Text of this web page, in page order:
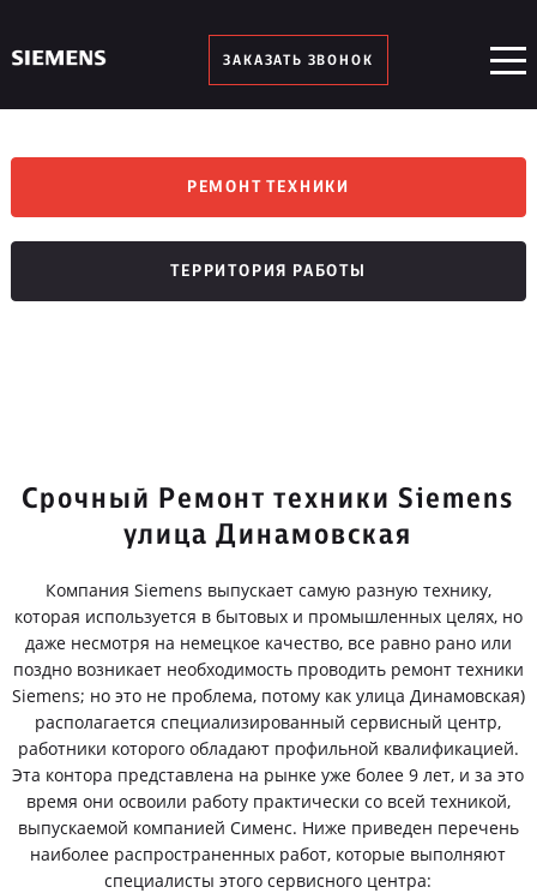
ЗАКАЗАТЬ ЗВОНОК
РЕМОНТ ТЕХНИКИ
ТЕРРИТОРИЯ РАБОТЫ
Срочный Ремонт техники Siemens
улица Динамовская
Компания Siemens выпускает самую разную технику,
которая используется в бытовых и промышленных целях, но
даже несмотря на немецкое качество, все равно рано или
поздно возникает необходимость проводить ремонт техники
Siemens; но это не проблема, потому как улица Динамовская)
располагается специализированный сервисный центр,
работники которого обладают профильной квалификацией.
Эта контора представлена на рынке уже более 9 лет, и за это
время они освоили работу практически со всей техникой,
выпускаемой компанией Сименс. Ниже приведен перечень
наиболее распространенных работ, которые выполняют
специалисты этого сервисного центра: